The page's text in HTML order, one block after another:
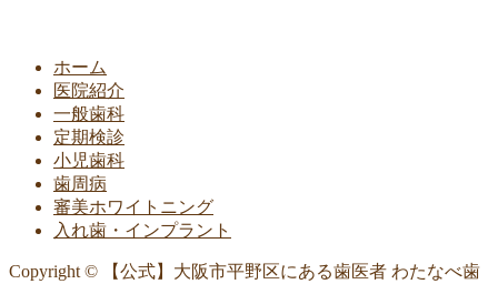
ホーム
医院紹介
一般歯科
定期検診
小児歯科
歯周病
審美ホワイトニング
入れ歯・インプラント
Copyright © 【公式】大阪市平野区にある歯医者 わたなべ歯